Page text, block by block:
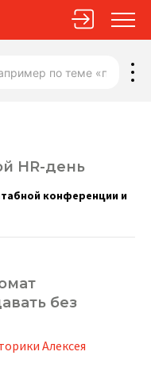
HR-день
конференции и
без
Алексея